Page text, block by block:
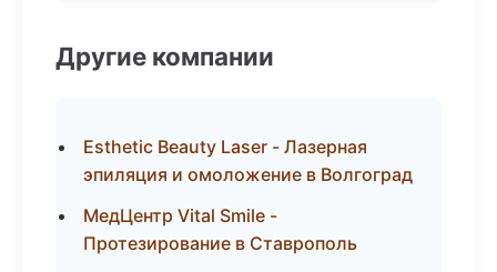
Другие компании
Esthetic Beauty Laser - Лазерная
эпиляция и омоложение в Волгоград
МедЦентр Vital Smile -
Протезирование в Ставрополь